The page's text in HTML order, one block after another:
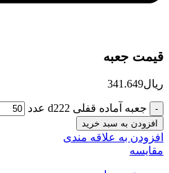
قیمت جعبه
ریال341.649
جعبه آماده قفلی d222 عدد
افزودن به سبد خرید
افزودن به علاقه مندی
مقایسه